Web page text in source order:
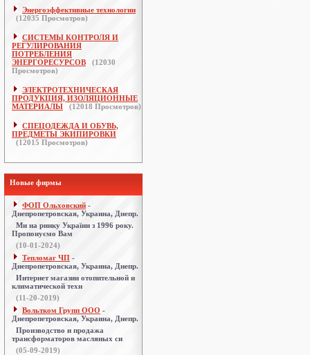
Энергоэффективные технологии
(12035 Просмотров)
СИСТЕМЫ КОНТРОЛЯ И
РЕГУЛИРОВАНИЯ
ПОТРЕБЛЕНИЯ
ЭНЕРГОРЕСУРСОВ
(12030
Просмотров)
ЭЛЕКТРОТЕХНИЧЕСКАЯ
ПРОДУКЦИЯ, ИЗОЛЯЦИОННЫЕ
МАТЕРИАЛЫ
(12018 Просмотров)
СПЕЦОДЕЖДА И ОБУВЬ,
ПРЕДМЕТЫ ЭКИПИРОВКИ
(12015 Просмотров)
Новые фирмы
ФОП Ольховский -
Днепропетровская, Украина, Днепр.
Ми на ринку України з 1996 року.
Пропонуємо Вам
(10-01-2024)
Тепломаг ЧП -
Днепропетровская, Украина, Днепр.
Интернет магазин отопительной и
климатической техн
(11-20-2019)
Вольтком Групп ООО -
Днепропетровская, Украина, Днепр.
Производство и продажа
трансформаторов масляных си
(05-09-2019)